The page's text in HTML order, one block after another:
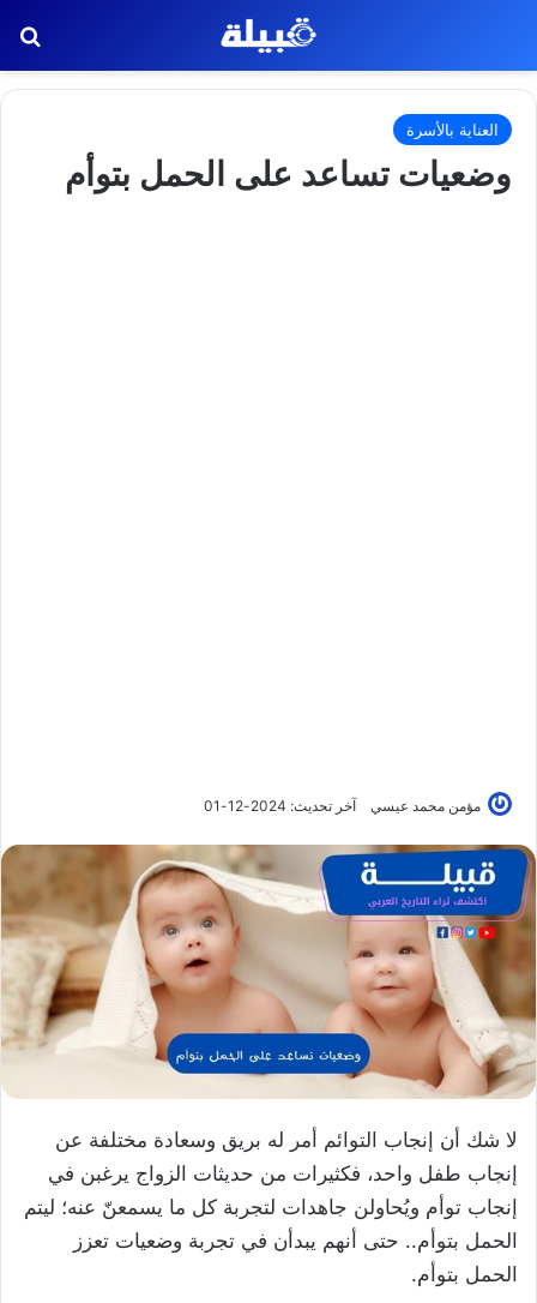
العناية بالأسرة
وضعيات تساعد على الحمل بتوأم
مؤمن محمد عيسي آخر تحديث: 2024-12-01
لا شك أن إنجاب التوائم أمر له بريق وسعادة مختلفة عن
إنجاب طفل واحد، فكثيرات من حديثات الزواج يرغبن في
إنجاب توأم ويُحاولن جاهدات لتجربة كل ما يسمعنّ عنه؛ ليتم
الحمل بتوأم.. حتى أنهم يبدأن في تجربة وضعيات تعزز
الحمل بتوأم.